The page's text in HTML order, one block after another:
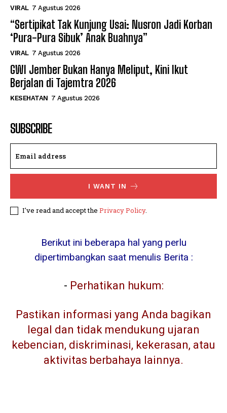
VIRAL 7 Agustus 2026
“Sertipikat Tak Kunjung Usai: Nusron Jadi Korban
‘Pura-Pura Sibuk’ Anak Buahnya”
VIRAL 7 Agustus 2026
GWI Jember Bukan Hanya Meliput, Kini Ikut
Berjalan di Tajemtra 2026
KESEHATAN 7 Agustus 2026
SUBSCRIBE
I WANT IN
I've read and accept the Privacy Policy.
Berikut ini beberapa hal yang perlu
dipertimbangkan saat menulis Berita :
- Perhatikan hukum:
Pastikan informasi yang Anda bagikan
legal dan tidak mendukung ujaran
kebencian, diskriminasi, kekerasan, atau
aktivitas berbahaya lainnya.